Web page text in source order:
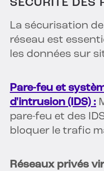
SÉCURITÉ DES
La sécurisation
réseau est
les données sur
Pare-feu et
d'intrusion (IDS) :
pare-feu et des
bloquer le trafic
Réseaux privés